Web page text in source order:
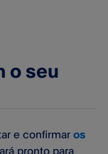
o seu
e confirmar os
pronto para